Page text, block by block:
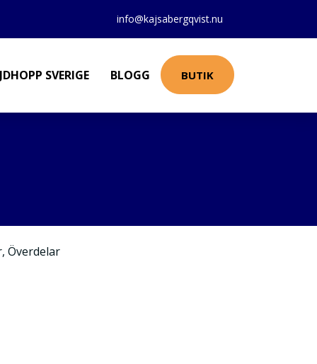
info@kajsabergqvist.nu
SVERIGE BLOGG BUTIK
, Överdelar